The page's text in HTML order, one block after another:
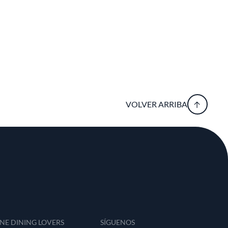
VOLVER ARRIBA
DINING LOVERS SÍGUENOS